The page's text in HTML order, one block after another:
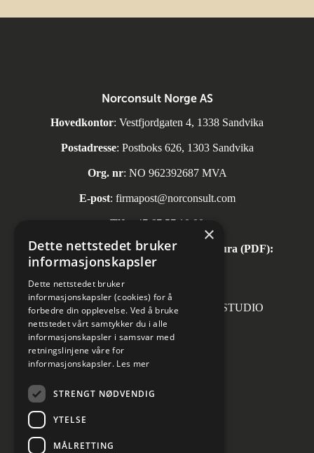
Norconsult Norge AS
Hovedkontor: Vestfjordgaten 4, 1338 Sandvika
Postadresse: Postboks 626, 1303 Sandvika
Org. nr: NO 962392687 MVA
E-post: firmapost@norconsult.com
Tlf: +47 67 57 10 00
Automatisk mottak av inngående faktura (PDF):
invoice.no@norconsult.com
Forsidefoto: RASMUS HJORTSHOJ STUDIO
×
Dette nettstedet bruker
informasjonskapsler
Dette nettstedet bruker
informasjonskapsler (cookies) for å
forbedre din opplevelse. Ved å bruke
nettstedet vårt samtykker du i alle
informasjonskapsler i samsvar med
retningslinjene våre for
informasjonskapsler. Les mer
STRENGT NØDVENDIG
YTELSE
MÅLRETTING